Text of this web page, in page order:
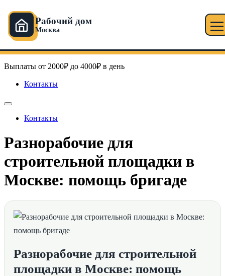
Рабочий дом
Москва
к
содержимому
Рабочий дом в Москве
Выплаты от 2000₽ до 4000₽ в день
Контакты
Контакты
Разнорабочие для
строительной площадки в
Москве: помощь бригаде
Разнорабочие для строительной
площадки в Москве: помощь